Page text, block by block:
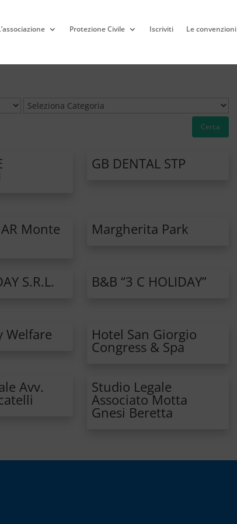
Protezione Civile Iscriviti Le convenzioni
Cerca
GB DENTAL STP
Monte Margherita Park
S.R.L. B&B “3 C HOLIDAY”
Welfare Hotel San Giorgio
Congress & Spa
Avv. Studio Legale
Associato Motta
Gnesi Beretta